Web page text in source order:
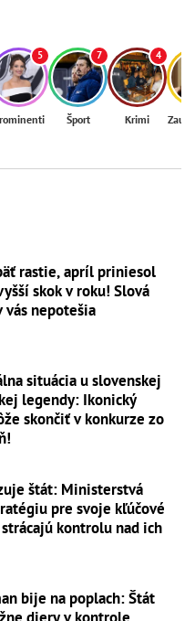
5 7
Šport
4
Krimi
rastie, apríl priniesol
skok v roku! Slová
vás nepotešia
situácia u slovenskej
legendy: Ikonický
skončiť v konkurze zo
štát: Ministerstvá
pre svoje kľúčové
kontrolu nad ich
bije na poplach: Štát